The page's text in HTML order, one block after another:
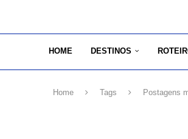
HOME DESTINOS
Home Tags Postagens